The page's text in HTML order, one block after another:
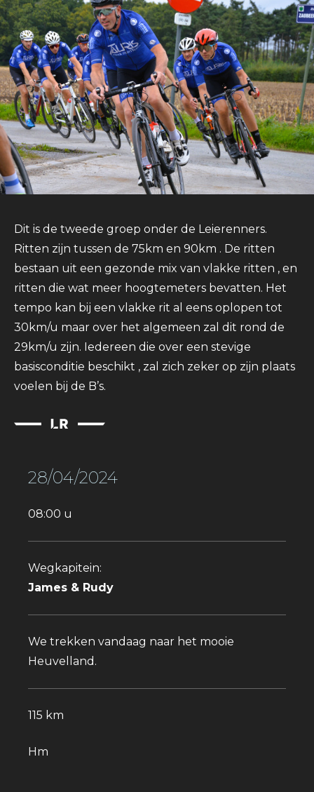
Dit is de tweede groep onder de Leierenners.
Ritten zijn tussen de 75km en 90km . De ritten
bestaan uit een gezonde mix van vlakke ritten , en
ritten die wat meer hoogtemeters bevatten. Het
tempo kan bij een vlakke rit al eens oplopen tot
30km/u maar over het algemeen zal dit rond de
29km/u zijn. Iedereen die over een stevige
basisconditie beschikt , zal zich zeker op zijn plaats
voelen bij de B’s.
28/04/2024
08:00 u
Wegkapitein:
James & Rudy
We trekken vandaag naar het mooie
Heuvelland.
115 km
Hm